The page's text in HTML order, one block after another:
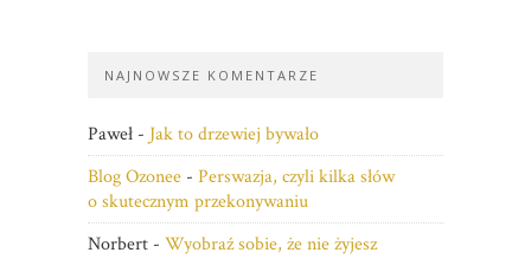
NAJNOWSZE KOMENTARZE
Paweł - Jak to drzewiej bywało
Blog Ozonee - Perswazja, czyli kilka słów
o skutecznym przekonywaniu
Norbert - Wyobraź sobie, że nie żyjesz